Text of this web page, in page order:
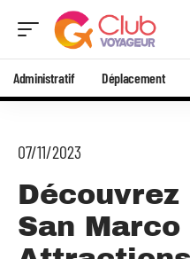
Administratif Déplacement
07/11/2023
San